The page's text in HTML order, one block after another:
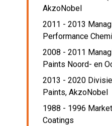
AkzoNobel
2011 - 2013
Performance
2008 - 2011
Paints Noord- en
2013 - 2020
Paints, AkzoNobel
1988 - 1996
Coatings